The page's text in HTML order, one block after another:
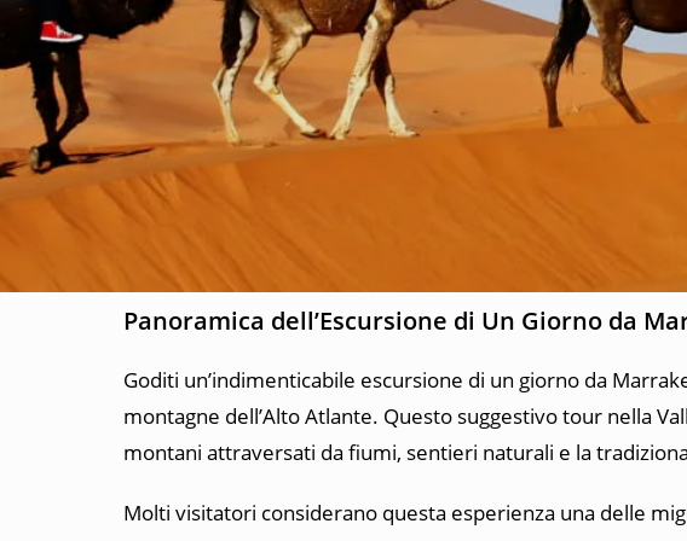
Panoramica dell’Escursione di Un Giorno da
Goditi un’indimenticabile escursione di un giorno da
montagne dell’Alto Atlante. Questo suggestivo tour nella
montani attraversati da fiumi, sentieri naturali e la
Molti visitatori considerano questa esperienza una delle